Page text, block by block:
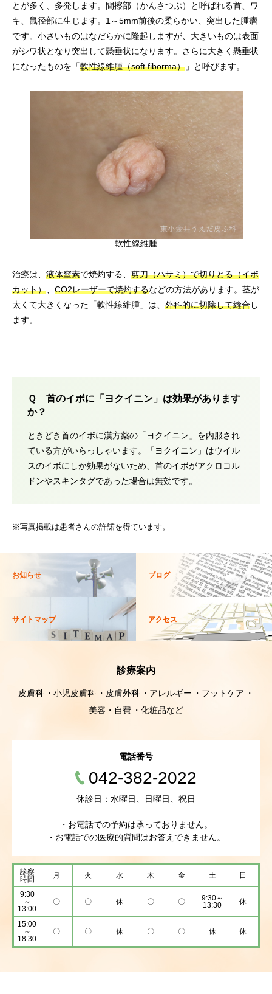
とが多く、多発します。間擦部（かんさつぶ）と呼ばれる首、ワ
キ、鼠径部に生じます。1～5mm前後の柔らかい、突出した腫瘤
です。小さいものはなだらかに隆起しますが、大きいものは表面
がシワ状となり突出して懸垂状になります。さらに大きく懸垂状
になったものを「軟性線維腫（soft fiborma） 」と呼びます。
軟性線維腫
治療は、 液体窒素で焼灼する、 剪刀（ハサミ）で切りとる（イボ
カット）
CO2レーザーで焼灼するなどの方法があります。茎が
太くて大きくなった「軟性線維腫」は、 外科的に切除して縫合し
ます。
Ｑ 首のイボに「ヨクイニン」は効果があります
か？
ときどき首のイボに漢方薬の「ヨクイニン」を内服され
ている方がいらっしゃいます。「ヨクイニン」はウイル
スのイボにしか効果がないため、首のイボがアクロコル
ドンやスキンタグであった場合は無効です。
※写真掲載は患者さんの許諾を得ています。
お知らせ ブログ
サイトマップ アクセス
診療案内
皮膚科 小児皮膚科 皮膚外科 アレルギー
フットケア
美容・自費
化粧品など
電話番号
042-382-2022
休診日：水曜日、日曜日、祝日
・お電話での予約は承っておりません。
・お電話での医療的質問はお答えできません。
診察
時間
月 火 水 木 金 土 日
9:30
～
13:00
〇 〇 休 〇 〇
9:30～
13:30
休
15:00
～
18:30
〇 〇 休 〇 〇 休 休